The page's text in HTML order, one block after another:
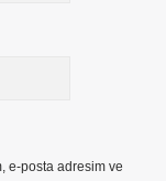
e-posta adresim ve